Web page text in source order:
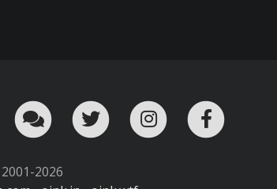
canal en Telegram!
Oink! TV Charla con nosotros en Telegram
Twitter Instagram
2026